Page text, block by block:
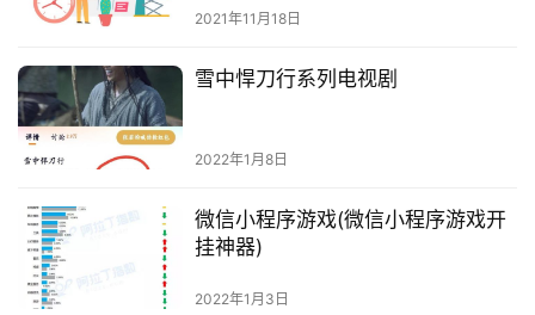
2021年11月18日
雪中悍刀行系列电视剧
2022年1月8日
微信小程序游戏(微信小程序游戏开
挂神器)
2022年1月3日